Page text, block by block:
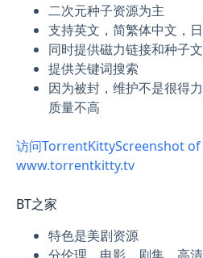
二次元种子资源为主
支持英文，简繁体中文，
同时提供磁力链接和种子
提供关键词搜索
因为被封，维护不是很得
质量不高
访问TorrentKittyScreenshot of
www.torrentkitty.tv
BT之家
特色是美剧资源